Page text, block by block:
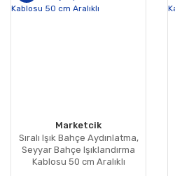
Marketcik
Sıralı Işık Bahçe Aydınlatma,
Seyyar Bahçe Işıklandırma
Kablosu 50 cm Aralıklı